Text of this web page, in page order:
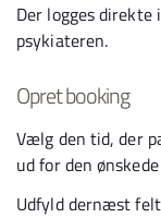
Der logges
psykiateren.
Opret booking
Vælg den tid, der
ud for den
Udfyld dernæst